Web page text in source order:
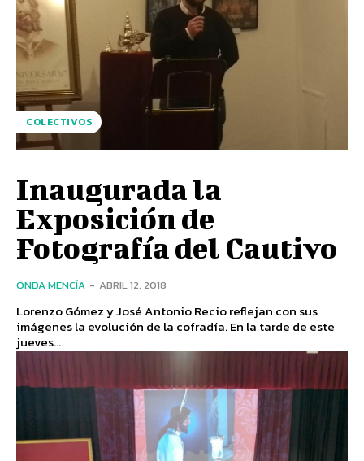
COLECTIVOS
Inaugurada la
Exposición de
Fotografía del Cautivo
ONDA MENCÍA - ABRIL 12, 2018
Lorenzo Gómez y José Antonio Recio reflejan con sus
imágenes la evolución de la cofradía. En la tarde de este
jueves...